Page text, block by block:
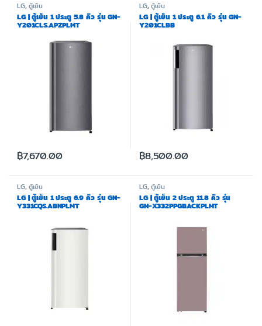
LG,ตู้เย็น
LG | ตู้เย็น 1 ประตู 5.8 คิว รุ่น GN-
Y201CLS.APZPLMT
฿7,670.00
LG,ตู้เย็น
LG | ตู้เย็น 1 ประตู 6.1 คิว รุ่น GN-
Y201CLBB
฿8,500.00
LG,ตู้เย็น
LG | ตู้เย็น 1 ประตู 6.9 คิว รุ่น GN-
Y331CQS.ABNPLMT
LG,ตู้เย็น
LG | ตู้เย็น 2 ประตู 11.8 คิว รุ่น
GN-X332PPGB.ACKPLMT